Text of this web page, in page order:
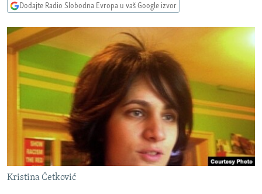
FOTOGALERIJE
INFOGRAFIKE
RAT U UKRAJINI
KINA NA BALKANU
RSE PRIČE IZ SVIJETA
ISPRIČAJ MI
DNEVNO@RSE
SPECIJALI RSE
VIŠE OD NASLOVA
GENOCID U SREBRENICI
POPLAVE I KLIZIŠTA U BIH 2024.
PRATITE NAS
Dodajte Radio Slobodna Evropa u vaš Google izvor
Kristina Ćetković